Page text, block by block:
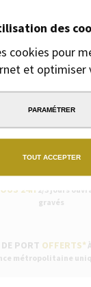
des
cookies pour
et optimiser
PARAMÉTRER
TOUT ACCEPTER
des mères, fête
Offerte
24H 2/3 jours
gravés
PORT OFFERTS*
métropolitaine